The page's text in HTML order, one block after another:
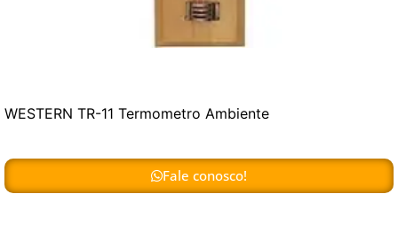
WESTERN TR-11 Termometro Ambiente
Fale conosco!